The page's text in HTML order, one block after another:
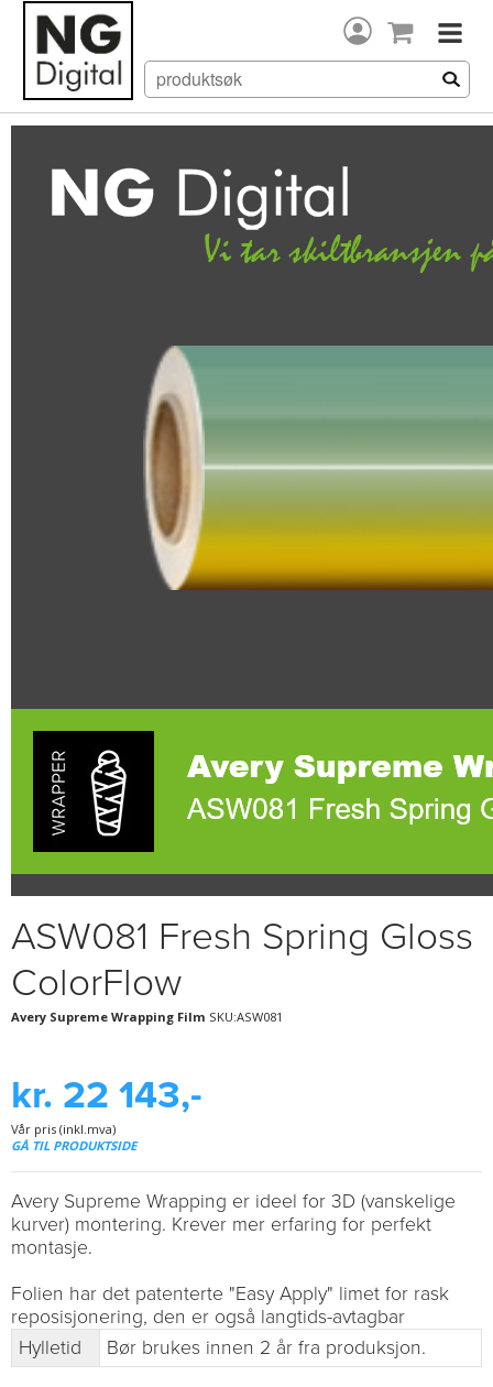
ASW081 Fresh Spring Gloss
ColorFlow
Avery Supreme Wrapping Film SKU:ASW081
kr. 22 143,-
Vår pris (inkl.mva)
GÅ TIL PRODUKTSIDE
Avery Supreme Wrapping er ideel for 3D (vanskelige
kurver) montering. Krever mer erfaring for perfekt
montasje.
Folien har det patenterte "Easy Apply" limet for rask
reposisjonering, den er også langtids-avtagbar
Hylletid
Bør brukes innen 2 år fra produksjon.